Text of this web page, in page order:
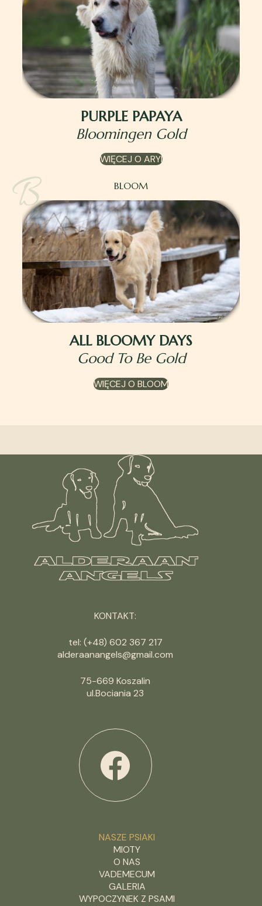
PURPLE PAPAYA
Bloomingen Gold
WIĘCEJ O ARYI
BLOOM
ALL BLOOMY DAYS
Good To Be Gold
WIĘCEJ O BLOOM
KONTAKT:
tel: (+48) 602 367 217
alderaanangels@gmail.com
75-669 Koszalin
ul.Bociania 23
NASZE PSIAKI
MIOTY
O NAS
VADEMECUM
GALERIA
WYPOCZYNEK Z PSAMI